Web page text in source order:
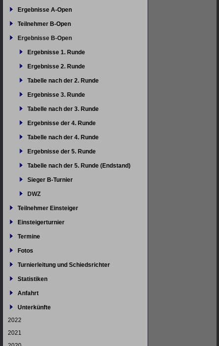
Ergebnisse A-Open
Teilnehmer B-Open
Ergebnisse B-Open
Ergebnisse 1. Runde
Ergebnisse 2. Runde
Tabelle nach der 2. Runde
Ergebnisse 3. Runde
Tabelle nach der 3. Runde
Ergebnisse der 4. Runde
Tabelle nach der 4. Runde
Ergebnisse der 5. Runde
Tabelle nach der 5. Runde (Endstand)
Sieger B-Turnier
DWZ
Teilnehmer Einsteiger
Einsteigerturnier
Termine
Fotos
Turnierleitung und Schiedsrichter
Statistiken
Anfahrt
Unterkünfte
2022
2021